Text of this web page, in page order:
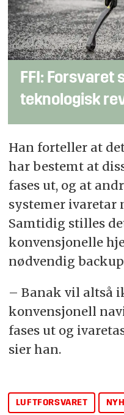
FFI: Forsvaret
teknologisk
Han forteller at
har bestemt at
fases ut, og at
systemer ivaretar
Samtidig stilles
konvensjonelle
nødvendig
– Banak vil altså
konvensjonell
fases ut og
sier han.
LUFTFORSVARET